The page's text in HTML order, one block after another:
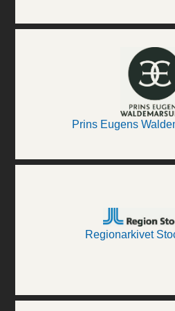
Prins Eugens
Regionarkivet